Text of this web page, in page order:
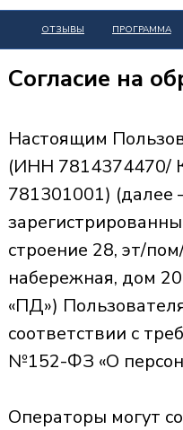
АРХИВ
ПРОГРАММА
ОТЗЫВЫ
Согласие на
Настоящим
(ИНН 7814374470/
781301001) (далее
строение 28, эт/
набережная, дом
«ПД»)
соответствии с
№152-ФЗ «О
Операторы могут